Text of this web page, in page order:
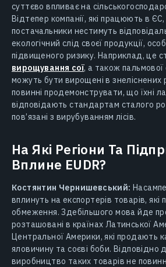
суттєво впливає на
Відтепер компанії, які працюють в ЄС,
постачальники нестимуть
екологічний слід своєї продукції,
підвищеного ризику. Наприклад, це
вирощування сої, а також пальмової
можуть бути вирощені в знеліснених
повинні продемонструвати, що їхні
відповідають стандартам сталого
пов’язані з вирубуванням лісів.
На Які Регіони Та
Вплине EUDR?
Костянтин Чернишевський:
вплинуть на експортерів товарів, які
обмеження. Здебільшого мова йде
розташовані в країнах Латинської
Центральної Америки, які продають
яловичину та соєві боби. Відповідно
виробництво таких товарів не